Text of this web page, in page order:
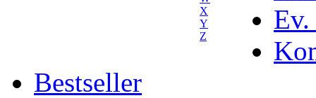
X
Y
Z
Ev.
Bestseller